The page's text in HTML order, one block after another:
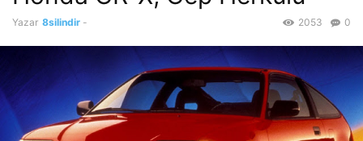
Yazar 8silindir - 0
2053